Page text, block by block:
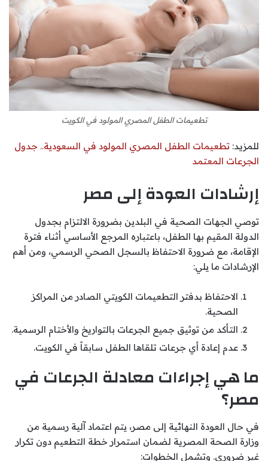
تطعيمات الطفل المصري المولود في الكويت
للمزيد: تطعيمات الطفل المصري المولود في السعودية.. جدول
الجرعات المعتمد
إرشادات العودة إلى مصر
توصي الجهات الصحية في البلدين بضرورة الالتزام بجدول
الدولة المقيم بها الطفل، باعتباره المرجع الأساسي أثناء فترة
الإقامة، مع ضرورة الاحتفاظ بالسجل الصحي الرسمي، ومن أهم
الإرشادات ما يلي:
الاحتفاظ بدفتر التطعيمات الكويتي الصادر من المراكز
الصحية.
التأكد من توثيق جميع الجرعات بالتواريخ والأختام الرسمية.
عدم إعادة أي جرعات تلقاها الطفل سابقاً في الكويت.
ما هي إجراءات معادلة الجرعات في
مصر؟
في حال العودة النهائية إلى مصر، يتم اعتماد آلية رسمية من
وزارة الصحة المصرية لضمان استمرار خطة التطعيم دون تكرار
غير ضروري. وتشمل الخطوات: